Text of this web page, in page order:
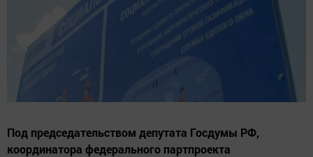
Под председательством депутата Госдумы РФ,
координатора федерального партпроекта